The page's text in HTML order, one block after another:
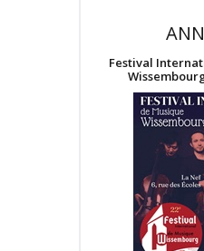
Festival